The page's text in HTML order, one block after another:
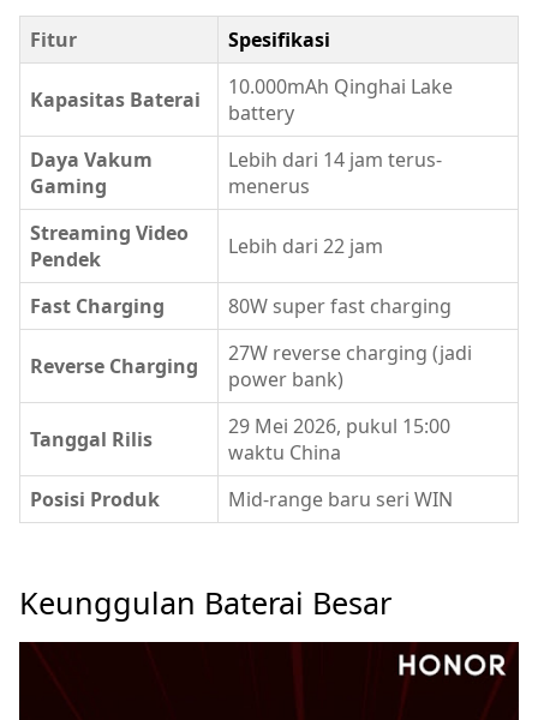
Fitur Spesifikasi
Kapasitas Baterai
10.000mAh Qinghai Lake
battery
Daya Vakum
Gaming
Lebih dari 14 jam terus-
menerus
Streaming Video
Pendek
Lebih dari 22 jam
Fast Charging 80W super fast charging
Reverse Charging
27W reverse charging (jadi
power bank)
Tanggal Rilis
29 Mei 2026, pukul 15:00
waktu China
Posisi Produk
Mid-range baru seri WIN
Keunggulan Baterai Besar